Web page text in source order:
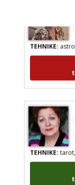
TEHNIKE:
TEHNIKE:tarot,